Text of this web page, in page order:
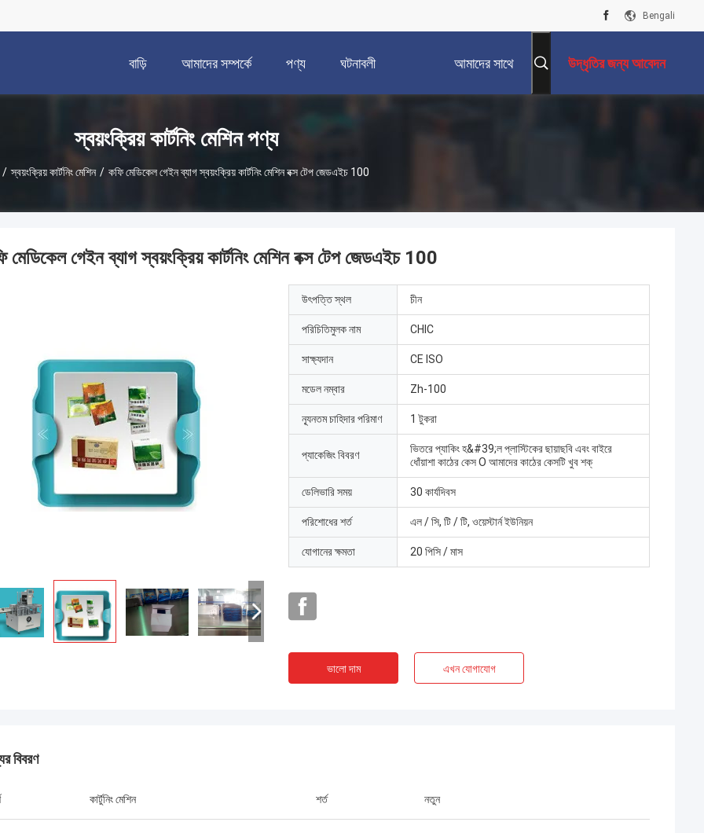
Bengali
বাড়ি আমাদের সম্পর্কে পণ্য ঘটনাবলী আমাদের সাথে উদ্ধৃতির জন্য আবেদন
স্বয়ংক্রিয় কার্টনিং মেশিন পণ্য
/ স্বয়ংক্রিয় কার্টনিং মেশিন / কফি মেডিকেল গেইন ব্যাগ স্বয়ংক্রিয় কার্টনিং মেশিন বক্স টেপ জেডএইচ 100
মেডিকেল গেইন ব্যাগ স্বয়ংক্রিয় কার্টনিং মেশিন বক্স টেপ জেডএইচ 100
উৎপত্তি স্থল চীন
পরিচিতিমুলক নাম CHIC
সাক্ষ্যদান CE ISO
মডেল নম্বার Zh-100
ন্যূনতম চাহিদার পরিমাণ 1 টুকরা
প্যাকেজিং বিবরণ
ভিতরে প্যাকিং হ&#39;ল প্লাস্টিকের ছায়াছবি এবং বাইরে
ধোঁয়াশা কাঠের কেস O আমাদের কাঠের কেসটি খুব শক্
ডেলিভারি সময় 30 কার্যদিবস
পরিশোধের শর্ত এল / সি, টি / টি, ওয়েস্টার্ন ইউনিয়ন
যোগানের ক্ষমতা 20 পিসি / মাস
ভালো দাম এখন যোগাযোগ
বিবরণ
কার্টুনিং মেশিন শর্ত নতুন